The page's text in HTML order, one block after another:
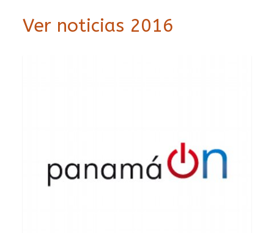
Ver noticias 2016